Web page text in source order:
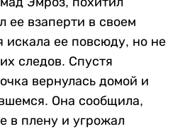
ее взаперти в своем
искала ее повсюду, но не
следов. Спустя
вернулась домой и
Она сообщила,
в плену и угрожал